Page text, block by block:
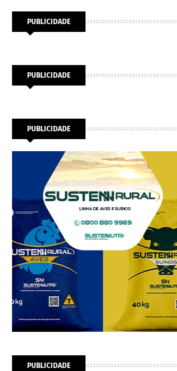
PUBLICIDADE
PUBLICIDADE
PUBLICIDADE
PUBLICIDADE